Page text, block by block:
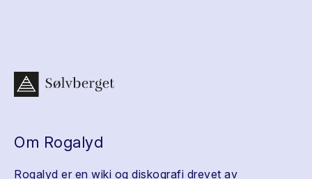
Om Rogalyd
Rogalyd er en wiki og diskografi drevet av